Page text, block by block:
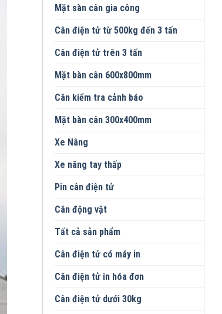
Mặt sàn cân gia công
Cân điện tử từ 500kg đến 3 tấn
Cân điện tử trên 3 tấn
Mặt bàn cân 600x800mm
Cân kiểm tra cảnh báo
Mặt bàn cân 300x400mm
Xe Nâng
Xe nâng tay thấp
Pin cân điện tử
Cân động vật
Tất cả sản phẩm
Cân điện tử có máy in
Cân điện tử in hóa đơn
Cân điện tử dưới 30kg